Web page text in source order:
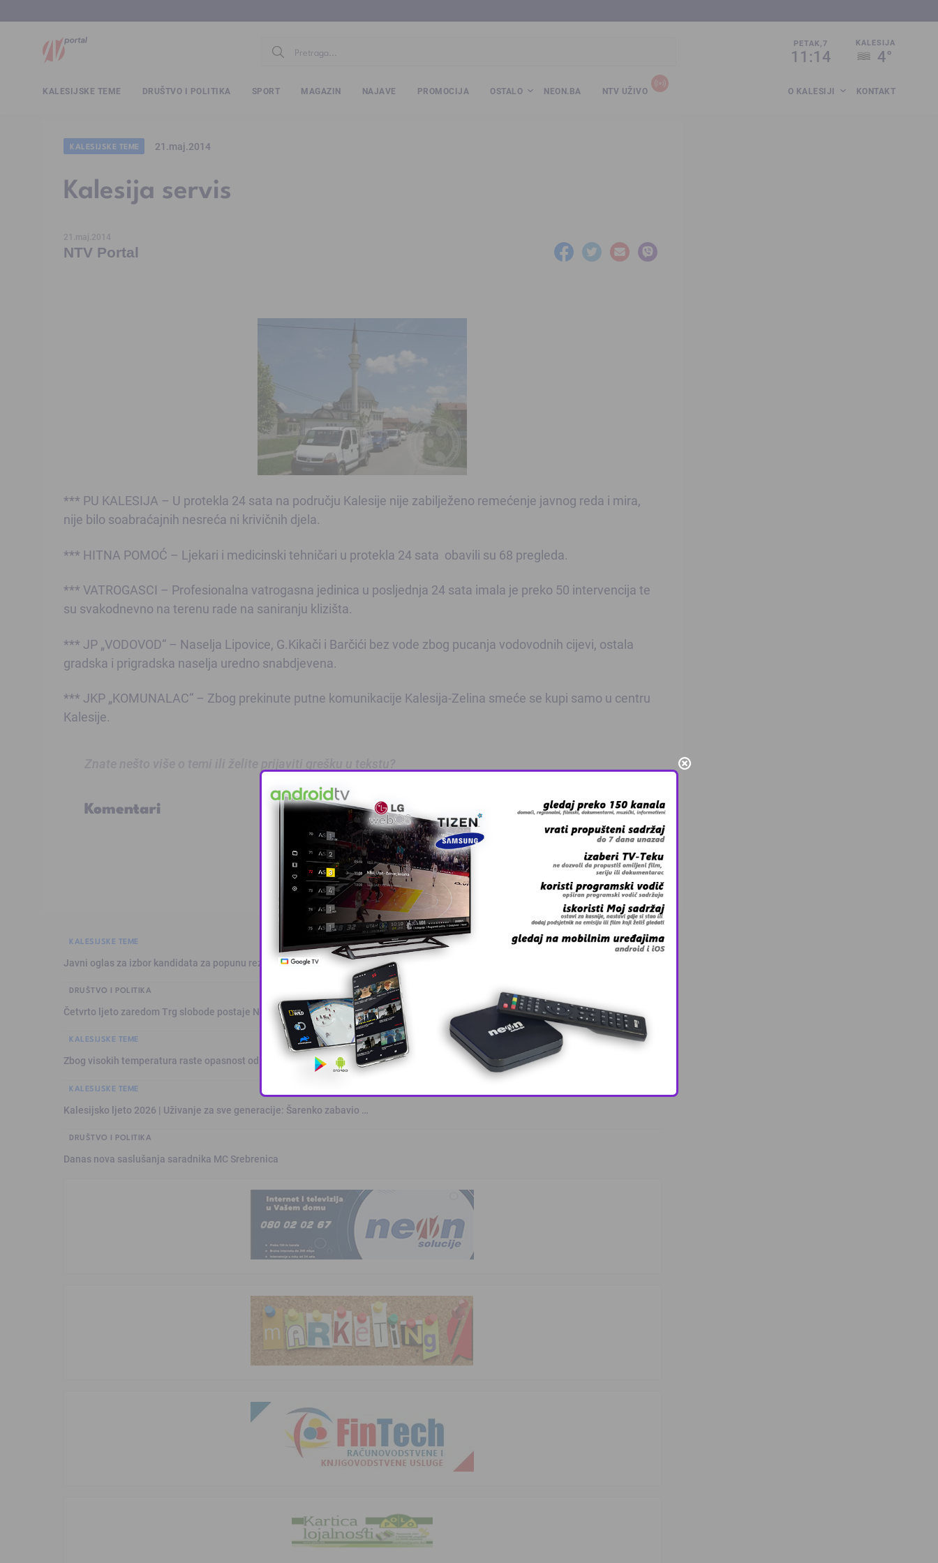
PETAK,7
11:14
KALESIJA
4°
KALESIJSKE TEME DRUŠTVO I POLITIKA SPORT MAGAZIN NAJAVE PROMOCIJA OSTALO NEON.BA NTV UŽIVO O KALESIJI KONTAKT
KALESIJSKE TEME 21.maj.2014
Kalesija servis
21.maj.2014
NTV Portal
*** PU KALESIJA – U protekla 24 sata na području Kalesije nije zabilježeno remećenje javnog reda i mira,
nije bilo soabraćajnih nesreća ni krivičnih djela.
*** HITNA POMOĆ – Ljekari i medicinski tehničari u protekla 24 sata obavili su 68 pregleda.
*** VATROGASCI – Profesionalna vatrogasna jedinica u posljednja 24 sata imala je preko 50 intervencija te
su svakodnevno na terenu rade na saniranju klizišta.
*** JP „VODOVOD“ – Naselja Lipovice, G.Kikači i Barčići bez vode zbog pucanja vodovodnih cijevi, ostala
gradska i prigradska naselja uredno snabdjevena.
*** JKP „KOMUNALAC“ – Zbog prekinute putne komunikacije Kalesija-Zelina smeće se kupi samo u centru
Kalesije.
Komentari
KALESIJSKE TEME
Javni oglas za izbor kandidata za popunu rezervne liste kvalifikovanih …
DRUŠTVO I POLITIKA
Četvrto ljeto zaredom Trg slobode postaje Naše mjesto – BingoL …
KALESIJSKE TEME
Zbog visokih temperatura raste opasnost od požara: Vatrogasci pozivaj …
KALESIJSKE TEME
Kalesijsko ljeto 2026 | Uživanje za sve generacije: Šarenko zabavio …
DRUŠTVO I POLITIKA
Danas nova saslušanja saradnika MC Srebrenica